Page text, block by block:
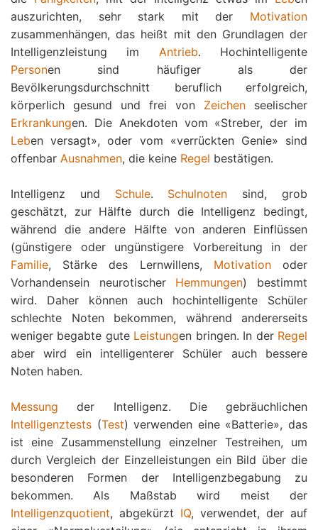
auszurichten, sehr stark mit der Motivation
zusammenhängen, das heißt mit den Grundlagen der
Intelligenzleistung im Antrieb. Hochintelligente
Personen sind häufiger als der
Bevölkerungsdurchschnitt beruflich erfolgreich,
körperlich gesund und frei von Zeichen seelischer
Erkrankungen. Die Anekdoten vom «Streber, der im
Leben versagt», oder vom «verrückten Genie» sind
offenbar Ausnahmen, die keine Regel bestätigen.
Intelligenz und Schule. Schulnoten sind, grob
geschätzt, zur Hälfte durch die Intelligenz bedingt,
während die andere Hälfte von anderen Einflüssen
(günstigere oder ungünstigere Vorbereitung in der
Familie, Stärke des Lernwillens, Motivationoder
Vorhandensein neurotischer Hemmungen) bestimmt
wird. Daher können auch hochintelligente Schüler
schlechte Noten bekommen, während andererseits
weniger begabte gute Leistungen bringen. In der Regel
aber wird ein intelligenterer Schüler auch bessere
Noten haben.
Messung der Intelligenz. Die gebräuchlichen
Intelligenztests (Test) verwenden eine «Batterie», das
ist eine Zusammenstellung einzelner Testreihen, um
durch Vergleich der Einzelleistungen ein Bild über die
besonderen Formen der Intelligenzbegabung zu
bekommen. Als Maßstab wird meist der
Intelligenzquotient, abgekürzt IQ, verwendet, der auf